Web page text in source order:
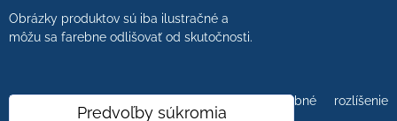
Obrázky produktov sú iba ilustračné a
môžu sa farebne odlišovať od skutočnosti.
Farebnosť obrázkov tiež ovplyvňuje farebné rozlíšenie
Predvoľby súkromia